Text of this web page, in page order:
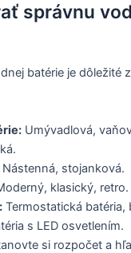
správnu
batérie je dôležité
Umývadlová,
Nástenná, stojanková.
klasický, retro.
Termostatická batéria,
s LED osvetlením.
si rozpočet a